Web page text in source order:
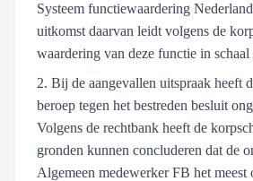
Systeem functiewaardering
uitkomst daarvan leidt volgens de
waardering van deze functie in schaal
2. Bij de aangevallen uitspraak heeft
beroep tegen het bestreden besluit
Volgens de rechtbank heeft de
gronden kunnen concluderen dat de
Algemeen medewerker FB het meest